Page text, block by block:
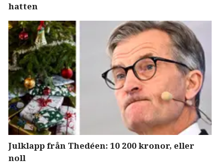
hatten
Julklapp från Thedéen: 10 200 kronor, eller
noll